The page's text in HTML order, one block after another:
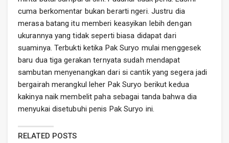
cuma berkomentar bukan berarti ngeri. Justru dia
merasa batang itu memberi keasyikan lebih dengan
ukurannya yang tidak seperti biasa didapat dari
suaminya. Terbukti ketika Pak Suryo mulai menggesek
baru dua tiga gerakan ternyata sudah mendapat
sambutan menyenangkan dari si cantik yang segera jadi
bergairah merangkul leher Pak Suryo berikut kedua
kakinya naik membelit paha sebagai tanda bahwa dia
menyukai disetubuhi penis Pak Suryo ini.
RELATED POSTS